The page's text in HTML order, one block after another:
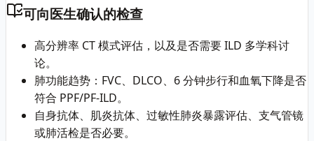
可向医生确认的检查
高分辨率 CT 模式评估，以及是否需要 ILD 多学科讨
论。
肺功能趋势：FVC、DLCO、6 分钟步行和血氧下降是否
符合 PPF/PF-ILD。
自身抗体、肌炎抗体、过敏性肺炎暴露评估、支气管镜
或肺活检是否必要。